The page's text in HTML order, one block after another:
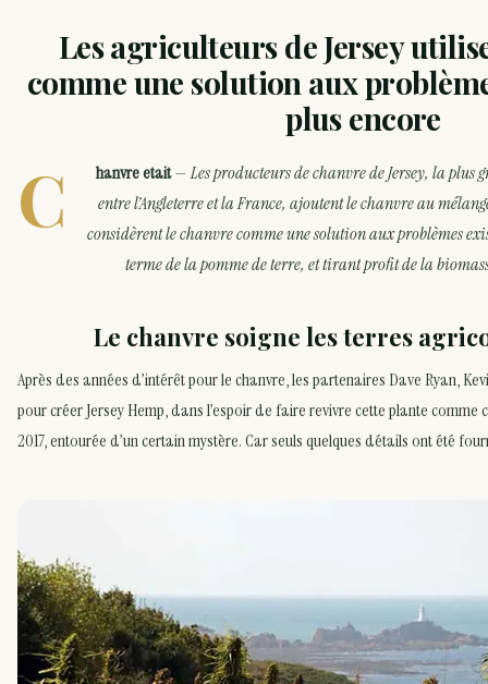
Les agriculteurs de Jersey
comme une solution aux
plus encore
C hanvre etait—Les producteurs de chanvre de Jersey, la
entre l’Angleterre et la France, ajoutent le chanvre au
considèrent le chanvre comme une solution aux problèmes
terme de la pomme de terre, et tirant profit de la
Le chanvre soigne les terres
Après des années d’intérêt pour le chanvre, les partenaires Dave Ryan,
pour créer Jersey Hemp, dans l’espoir de faire revivre cette plante comme
2017, entourée d’un certain mystère. Car seuls quelques détails ont été